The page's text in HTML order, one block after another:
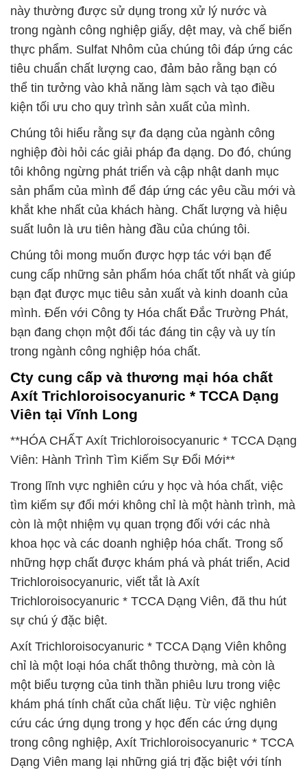
này thường được sử dụng trong xử lý nước và
trong ngành công nghiệp giấy, dệt may, và chế biến
thực phẩm. Sulfat Nhôm của chúng tôi đáp ứng các
tiêu chuẩn chất lượng cao, đảm bảo rằng bạn có
thể tin tưởng vào khả năng làm sạch và tạo điều
kiện tối ưu cho quy trình sản xuất của mình.
Chúng tôi hiểu rằng sự đa dạng của ngành công
nghiệp đòi hỏi các giải pháp đa dạng. Do đó, chúng
tôi không ngừng phát triển và cập nhật danh mục
sản phẩm của mình để đáp ứng các yêu cầu mới và
khắt khe nhất của khách hàng. Chất lượng và hiệu
suất luôn là ưu tiên hàng đầu của chúng tôi.
Chúng tôi mong muốn được hợp tác với bạn để
cung cấp những sản phẩm hóa chất tốt nhất và giúp
bạn đạt được mục tiêu sản xuất và kinh doanh của
mình. Đến với Công ty Hóa chất Đắc Trường Phát,
bạn đang chọn một đối tác đáng tin cậy và uy tín
trong ngành công nghiệp hóa chất.
Cty cung cấp và thương mại hóa chất
Axít Trichloroisocyanuric * TCCA Dạng
Viên tại Vĩnh Long
**HÓA CHẤT Axít Trichloroisocyanuric * TCCA Dạng
Viên: Hành Trình Tìm Kiếm Sự Đổi Mới**
Trong lĩnh vực nghiên cứu y học và hóa chất, việc
tìm kiếm sự đổi mới không chỉ là một hành trình, mà
còn là một nhiệm vụ quan trọng đối với các nhà
khoa học và các doanh nghiệp hóa chất. Trong số
những hợp chất được khám phá và phát triển, Acid
Trichloroisocyanuric, viết tắt là Axít
Trichloroisocyanuric * TCCA Dạng Viên, đã thu hút
sự chú ý đặc biệt.
Axít Trichloroisocyanuric * TCCA Dạng Viên không
chỉ là một loại hóa chất thông thường, mà còn là
một biểu tượng của tinh thần phiêu lưu trong việc
khám phá tính chất của chất liệu. Từ việc nghiên
cứu các ứng dụng trong y học đến các ứng dụng
trong công nghiệp, Axít Trichloroisocyanuric * TCCA
Dạng Viên mang lại những giá trị đặc biệt với tính